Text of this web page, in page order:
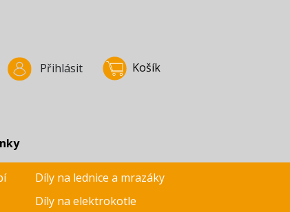
Přihlásit Košík
Díly na lednice a mrazáky
Díly na elektrokotle